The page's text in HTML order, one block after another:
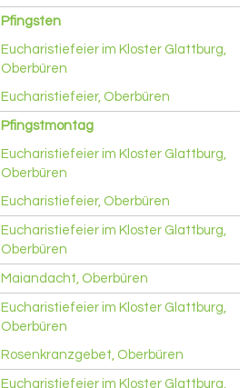
Pfingsten
Eucharistiefeier im Kloster Glattburg,
Oberbüren
Eucharistiefeier, Oberbüren
Pfingstmontag
Eucharistiefeier im Kloster Glattburg,
Oberbüren
Eucharistiefeier, Oberbüren
Eucharistiefeier im Kloster Glattburg,
Oberbüren
Maiandacht, Oberbüren
Eucharistiefeier im Kloster Glattburg,
Oberbüren
Rosenkranzgebet, Oberbüren
Eucharistiefeier im Kloster Glattburg,